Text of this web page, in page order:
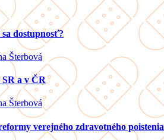
dostupnosť?
Šterbová
a v ČR
Šterbová
verejného zdravotného poistenia